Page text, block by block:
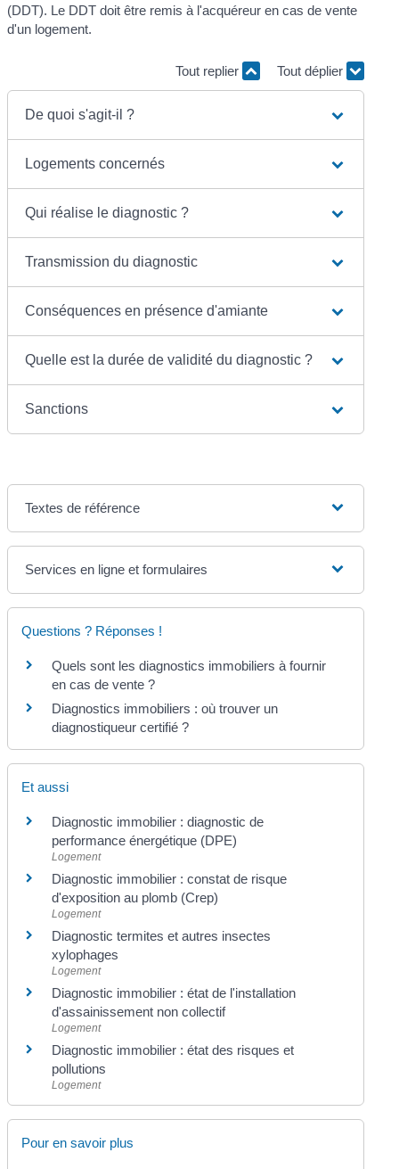
(DDT). Le DDT doit être remis à l'acquéreur en cas de vente
d'un logement.
Tout replier Tout déplier
De quoi s'agit-il ?
Logements concernés
Qui réalise le diagnostic ?
Transmission du diagnostic
Conséquences en présence d'amiante
Quelle est la durée de validité du diagnostic ?
Sanctions
Textes de référence
Services en ligne et formulaires
Questions ? Réponses !
Quels sont les diagnostics immobiliers à fournir
en cas de vente ?
Diagnostics immobiliers : où trouver un
diagnostiqueur certifié ?
Et aussi
Diagnostic immobilier : diagnostic de
performance énergétique (DPE)
Logement
Diagnostic immobilier : constat de risque
d'exposition au plomb (Crep)
Logement
Diagnostic termites et autres insectes
xylophages
Logement
Diagnostic immobilier : état de l'installation
d'assainissement non collectif
Logement
Diagnostic immobilier : état des risques et
pollutions
Logement
Pour en savoir plus